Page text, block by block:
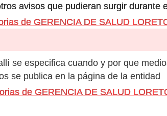
avisos que pudieran surgir durante
de GERENCIA DE SALUD
se especifica cuando y por que
se publica en la página de la entidad
de GERENCIA DE SALUD